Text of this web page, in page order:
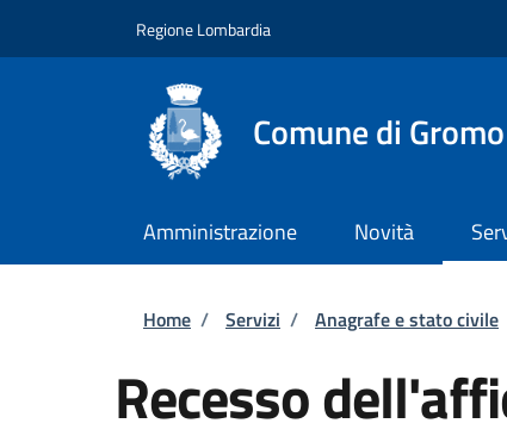
Regione Lombardia
Comune di Gromo
Amministrazione Novità
Briciole di pane
Home / Servizi / Anagrafe e stato civile
Recesso